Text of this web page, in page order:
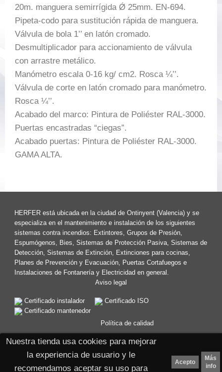
Nuestra tienda usa cookies para mejorar
la experiencia de usuario y le
recomendamos aceptar su uso para
Acepto
Más
info
20m. manguera semirrígida Ǿ 25mm. EN-694.
Pipeta-codo para sustitución rápida de manguera.
Válvula de bola 1’’ en latón cromado.
Desmultiplicador para accionamiento de válvula
con arrastre metálico.
Manómetro escala 0-16 kg/ cm2. Rosca ¼’’.
Válvula de corte en latón cromado para manómetro.
Rosca ¼’’.
Acabado del marco: Pintura de Poliéster RAL-3000.
Puertas encastradas “ciegas”.
Acabado puertas: Pintura de Poliéster RAL-3000.
GAMA ALTA.
HERFER está ubicada en la ciudad de Ontinyent (Valencia) y se
especializa en el mantenimiento e instalación de los siguientes
sistemas contra incendios: Extintores, Grupos de Presión,
Espumógenos, Bies, Sistemas de Protección Pasiva, Sistemas de
Detección, Sistemas de Extinción, Extinciones para cocinas,
Planes de Prevención y Evacuación, Puertas Cortafuegos e
Instalaciones de Fontanería y Electricidad en general.
Aviso legal
Certificado instalador
Certificado ISO
Certificado mantenedor
Política de calidad